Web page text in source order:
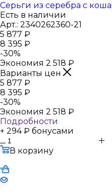
Серьги из серебра с
Есть в наличии
Арт.: 2340262360-21
5 877 ₽
8 395 ₽
-30%
Экономия 2 518 ₽
Варианты цен
5 877 ₽
8 395 ₽
-30%
Экономия 2 518 ₽
Подробности
+ 294 ₽ бонусами
В корзину